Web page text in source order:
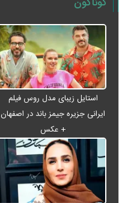
استایل زیبای مدل روس فیلم
ایرانی جزیره جیمز باند در اصفهان
+ عکس